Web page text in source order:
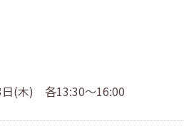
日(木) 各13:30～16:00